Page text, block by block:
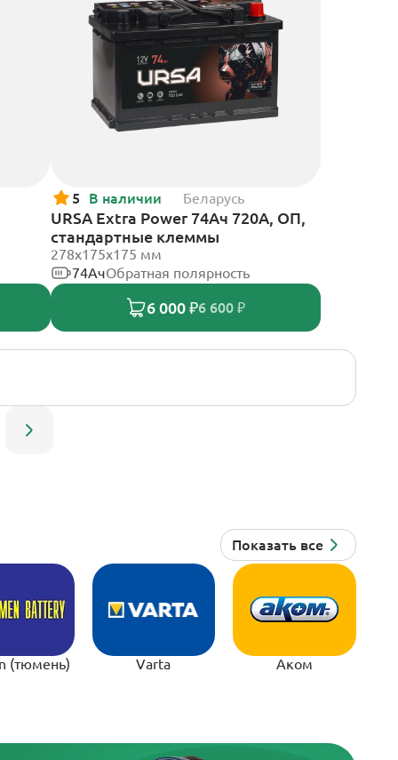
5 В наличии Беларусь
URSA Extra Power 74Ач 720А, ОП,
стандартные клеммы
278х175х175 мм
74АчОбратная полярность
6 000 ₽6 600 ₽
(тюмень) Varta Аком